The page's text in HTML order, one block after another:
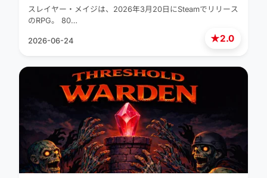
★2.0
スレイヤー・メイジは、2026年3月20日にSteamでリリース
のRPG。 80…
2026-06-24